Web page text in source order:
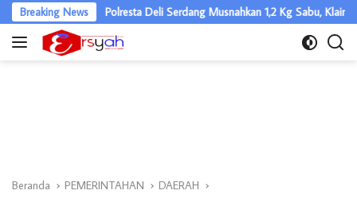
Langsung
ke
Breaking News
Polresta Deli Serdang Musnahkan 1,2 Kg Sabu, Klaim Selamatkan
Beranda PEMERINTAHAN DAERAH